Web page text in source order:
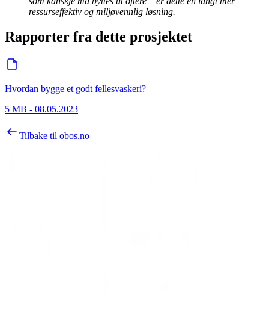
ressurseffektiv og miljøvennlig løsning.
Rapporter fra dette prosjektet
Hvordan bygge et godt fellesvaskeri?
5 MB - 08.05.2023
Tilbake til obos.no